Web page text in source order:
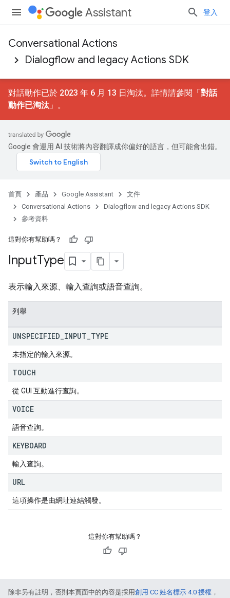
Assistant 登入
Conversational Actions
Dialogflow and legacy Actions SDK
對話動作已於 2023 年 6 月 13 日淘汰。詳情請參閱「對話
動作已淘汰 」。
Google 會運用 AI 技術將內容翻譯成你偏好的語言，但可能會出錯。
首頁 產品 Google Assistant
文件
Conversational Actions
Dialogflow and legacy Actions SDK
參考資料
這對你有幫助嗎？
InputType
表示輸入來源、輸入查詢或語音查詢。
列舉
UNSPECIFIED INPUT TYPE
未指定的輸入來源。
TOUCH
從 GUI 互動進行查詢。
VOICE
語音查詢。
KEYBOARD
輸入查詢。
URL
這項操作是由網址連結觸發。
這對你有幫助嗎？
除非另有註明，否則本頁面中的內容是採用創用 CC 姓名標示 4.0 授權 ，